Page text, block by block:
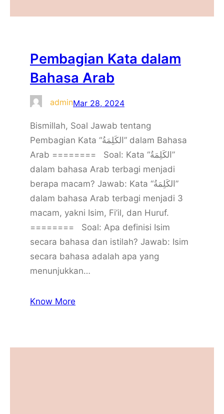
Pembagian Kata dalam
Bahasa Arab
adminMar 28, 2024
Bismillah, Soal Jawab tentang
Pembagian Kata “الكَلِمَةُ” dalam Bahasa
Arab ======== Soal: Kata “الكَلِمَةُ”
dalam bahasa Arab terbagi menjadi
berapa macam? Jawab: Kata “الكَلِمَةُ”
dalam bahasa Arab terbagi menjadi 3
macam, yakni Isim, Fi’il, dan Huruf.
======== Soal: Apa definisi Isim
secara bahasa dan istilah? Jawab: Isim
secara bahasa adalah apa yang
menunjukkan…
Know More